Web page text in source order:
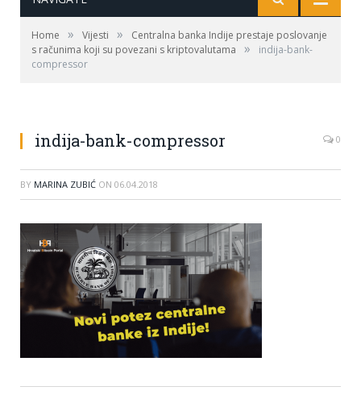
Home » Vijesti »
Centralna banka Indije prestaje poslovanje
s računima koji su povezani s kriptovalutama
»
indija-bank-
compressor
indija-bank-compressor 0
BY MARINA ZUBIĆ ON 06.04.2018